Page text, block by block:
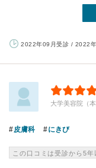
2022年09月受診 / 2022
大学美容院（
皮膚科 にきび
この口コミは受診から5年